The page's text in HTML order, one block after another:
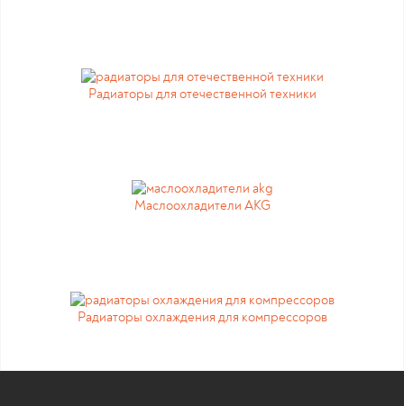
Радиаторы для отечественной техники
Маслоохладители AKG
Радиаторы охлаждения для компрессоров